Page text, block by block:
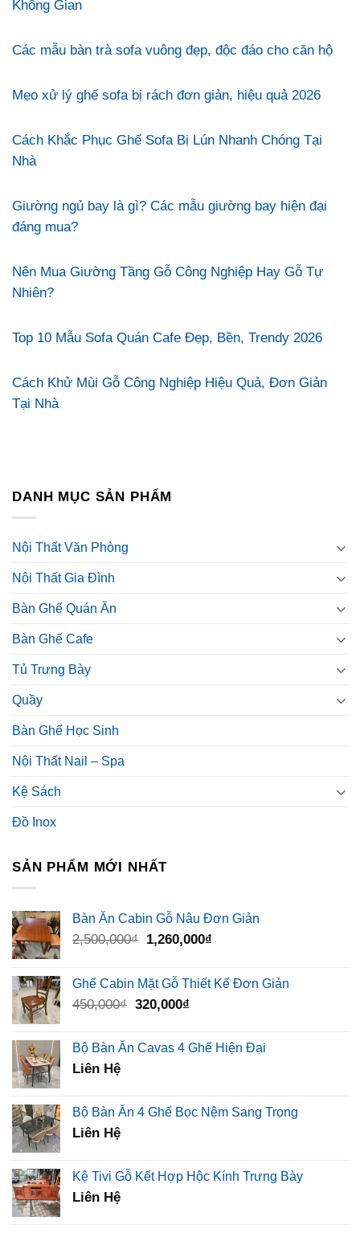
Không Gian
Các mẫu bàn trà sofa vuông đẹp, độc đáo cho căn hộ
Mẹo xử lý ghế sofa bị rách đơn giản, hiệu quả 2026
Cách Khắc Phục Ghế Sofa Bị Lún Nhanh Chóng Tại
Nhà
Giường ngủ bay là gì? Các mẫu giường bay hiện đại
đáng mua?
Nên Mua Giường Tầng Gỗ Công Nghiệp Hay Gỗ Tự
Nhiên?
Top 10 Mẫu Sofa Quán Cafe Đẹp, Bền, Trendy 2026
Cách Khử Mùi Gỗ Công Nghiệp Hiệu Quả, Đơn Giản
Tại Nhà
DANH MỤC SẢN PHẨM
Nội Thất Văn Phòng
Nội Thất Gia Đình
Bàn Ghế Quán Ăn
Bàn Ghế Cafe
Tủ Trưng Bày
Quầy
Bàn Ghế Học Sinh
Nội Thất Nail – Spa
Kệ Sách
Đồ Inox
SẢN PHẨM MỚI NHẤT
Bàn Ăn Cabin Gỗ Nâu Đơn Giản
2,500,000₫ Giá
2,500,000₫.
1,260,000₫
là:
Ghế Cabin Mặt Gỗ Thiết Kế Đơn Giản
450,000₫ Giá
là:
450,000₫.
320,000₫
tại
là:
Bộ Bàn Ăn Cavas 4 Ghế Hiện Đại
Liên Hệ
Bộ Bàn Ăn 4 Ghế Bọc Nệm Sang Trọng
Liên Hệ
Kệ Tivi Gỗ Kết Hợp Hộc Kính Trưng Bày
Liên Hệ